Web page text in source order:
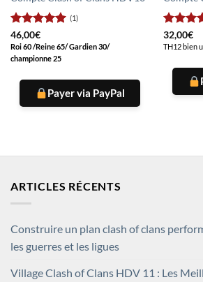
Note5
5
(1)
46,00€
Roi 60 /Reine 65/ Gardien 30/
championne 25
Payer via PayPal
Note5
5
32,00€
TH12 bien
ARTICLES RÉCENTS
Construire un plan clash of clans
les guerres et les ligues
Village Clash of Clans HDV 11 : Les